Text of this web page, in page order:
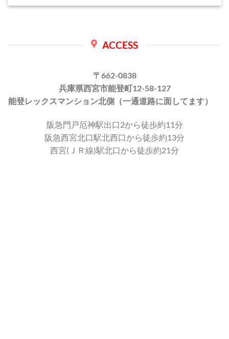
ACCESS
〒662-0838
兵庫県西宮市能登町12-58-127
能登レックスマンション北側 （一通道路に面してます）
阪急門戸厄神駅出口2から徒歩約11分
阪急西宮北口駅北西口から徒歩約13分
西宮(ＪＲ線)駅北口から徒歩約21分